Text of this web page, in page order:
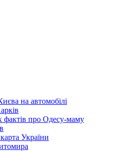
на автомобілі
фактів про Одесу-маму
України